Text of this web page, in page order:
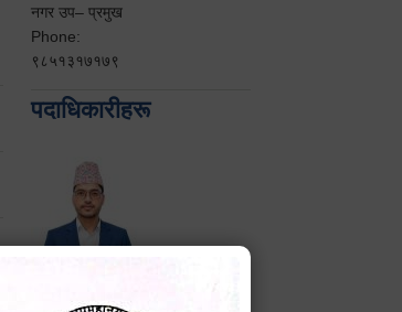
नगर उप– प्रमुख
Phone:
९८५१३१७१७९
पदाधिकारीहरू